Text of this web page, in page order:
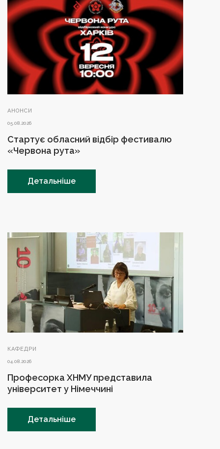
АНОНСИ
05.08.2026
Стартує обласний відбір фестивалю
«Червона рута»
Детальніше
КАФЕДРИ
04.08.2026
Професорка ХНМУ представила
університет у Німеччині
Детальніше